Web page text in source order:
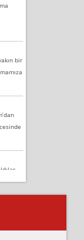
bir